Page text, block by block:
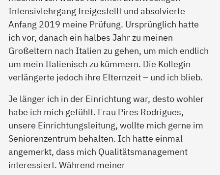
Intensivlehrgang freigestellt und absolvierte
Anfang 2019 meine Prüfung. Ursprünglich hatte
ich vor, danach ein halbes Jahr zu meinen
Großeltern nach Italien zu gehen, um mich endlich
um mein Italienisch zu kümmern. Die Kollegin
verlängerte jedoch ihre Elternzeit ­– und ich blieb.
Je länger ich in der Einrichtung war, desto wohler
habe ich mich gefühlt. Frau Pires Rodrigues,
unsere Einrichtungsleitung, wollte mich gerne im
Seniorenzentrum behalten. Ich hatte einmal
angemerkt, dass mich Qualitätsmanagement
interessiert. Während meiner